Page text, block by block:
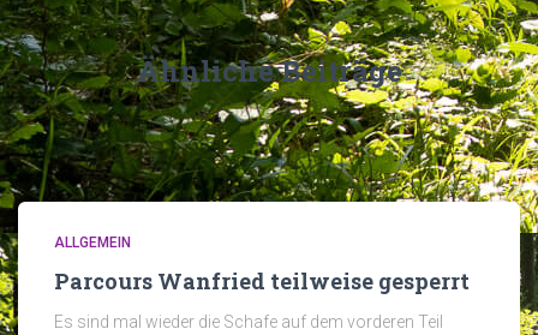
Ähnliche Beiträge
ALLGEMEIN
Parcours Wanfried teilweise gesperrt
Es sind mal wieder die Schafe auf dem vorderen Teil